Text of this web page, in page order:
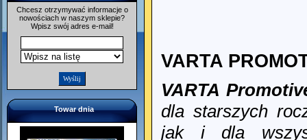
Chcesz otrzymywać informacje o
nowościach w naszym sklepie?
Wpisz swój adres e-mail!
Towar dnia
VARTA
VARTA
dla starszych
jak i dla